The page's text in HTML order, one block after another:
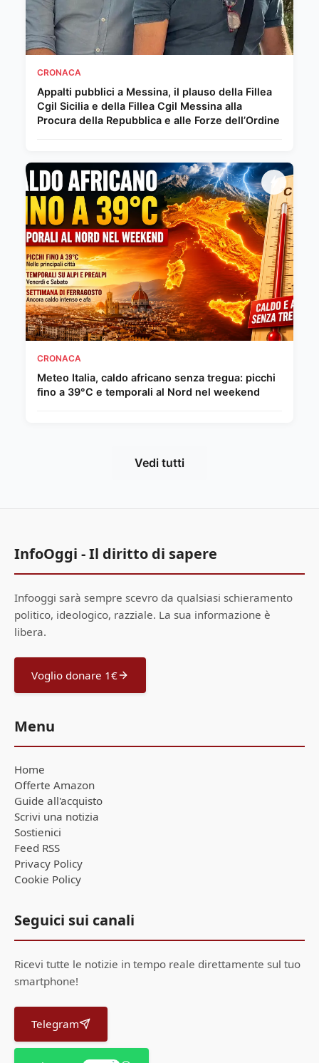
CRONACA
Appalti pubblici a Messina, il plauso della Fillea
Cgil Sicilia e della Fillea Cgil Messina alla
Procura della Repubblica e alle Forze dell’Ordine
CRONACA
Meteo Italia, caldo africano senza tregua: picchi
fino a 39°C e temporali al Nord nel weekend
Vedi tutti
InfoOggi - Il diritto di sapere
Infooggi sarà sempre scevro da qualsiasi schieramento
politico, ideologico, razziale. La sua informazione è
libera.
Voglio donare 1€
Menu
Home
Offerte Amazon
Guide all'acquisto
Scrivi una notizia
Sostienici
Feed RSS
Privacy Policy
Cookie Policy
Seguici sui canali
Ricevi tutte le notizie in tempo reale direttamente sul tuo
smartphone!
Telegram